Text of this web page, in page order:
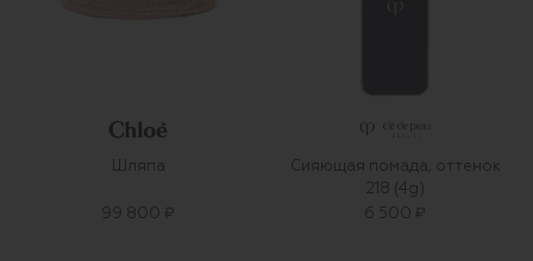
Шляпа
99 800 ₽
Сияющая помада, оттенок
218 (4g)
6 500 ₽